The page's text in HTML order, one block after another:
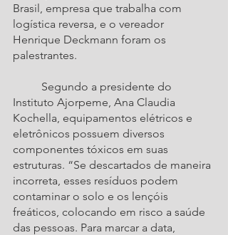
Brasil, empresa que trabalha com
logística reversa, e o vereador
Henrique Deckmann foram os
palestrantes.
Instituto Ajorpeme, Ana Claudia
Kochella, equipamentos elétricos e
eletrônicos possuem diversos
componentes tóxicos em suas
estruturas. “Se descartados de maneira
incorreta, esses resíduos podem
contaminar o solo e os lençóis
freáticos, colocando em risco a saúde
das pessoas. Para marcar a data,